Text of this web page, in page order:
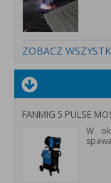
ZOBACZ
FANMIG 5 PULSE
W